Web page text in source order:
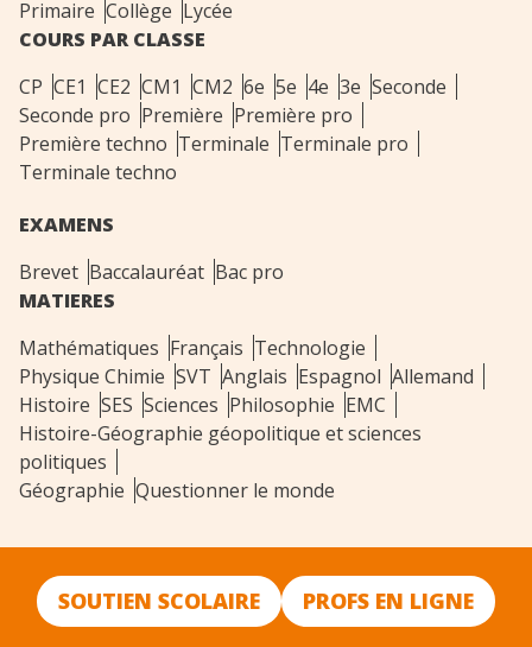
Primaire Collège Lycée
COURS PAR CLASSE
CP CE1 CE2 CM1 CM2 6e 5e 4e 3e Seconde
Seconde pro Première Première pro
Première techno Terminale Terminale pro
Terminale techno
EXAMENS
Brevet Baccalauréat Bac pro
MATIERES
Mathématiques Français Technologie
Physique Chimie SVT Anglais Espagnol Allemand
Histoire SES Sciences Philosophie EMC
Histoire-Géographie géopolitique et sciences
politiques
Géographie Questionner le monde
SOUTIEN SCOLAIRE PROFS EN LIGNE